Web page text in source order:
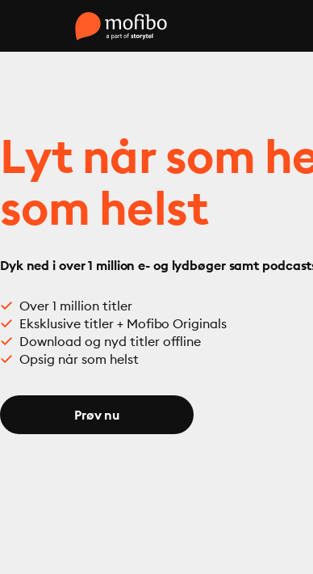
Lyt når som
som helst
Dyk ned i over 1 million e- og lydbøger samt
Over 1 million titler
Eksklusive titler + Mofibo Originals
Download og nyd titler offline
Opsig når som helst
Prøv nu